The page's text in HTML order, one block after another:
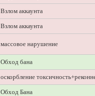
Взлом аккаунта
Взлом аккаунта
массовое нарушение
Обход бана
оскорбление
Обход Бана